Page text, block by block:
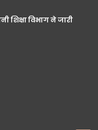
शिक्षा विभाग ने जारी